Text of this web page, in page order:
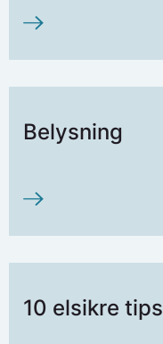
Belysning
10 elsikre tips